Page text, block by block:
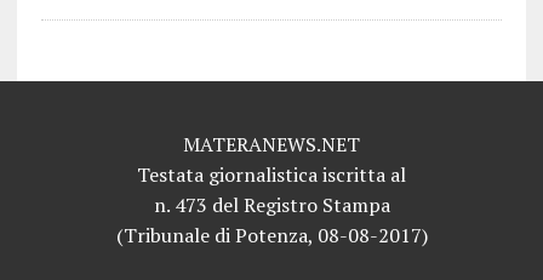
MATERANEWS.NET
Testata giornalistica iscritta al
n. 473 del Registro Stampa
(Tribunale di Potenza, 08-08-2017)